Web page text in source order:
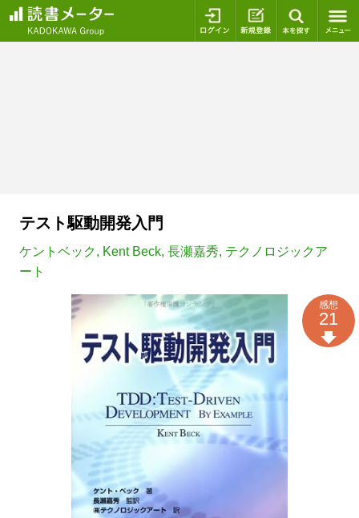
ログイン 新規登録
テスト駆動開発入門
ケントベック, Kent Beck, 長瀬嘉秀, テクノロジックア
ート
感想
21